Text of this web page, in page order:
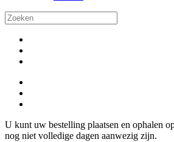
U kunt uw bestelling plaatsen en ophalen
nog niet volledige dagen aanwezig zijn.